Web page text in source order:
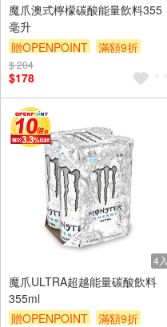
魔爪澳式檸檬碳酸能量飲料355
毫升
贈OPENPOINT
滿額9折
贈$200
$ 204
$178
4入
魔爪ULTRA超越能量碳酸飲料
355ml
贈OPENPOINT
滿額9折